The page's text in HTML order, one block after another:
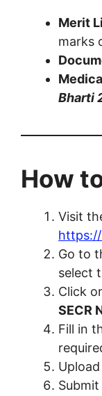
Merit
marks
Bharti
How
Visit
Go to
select
Click
SECR
Fill in